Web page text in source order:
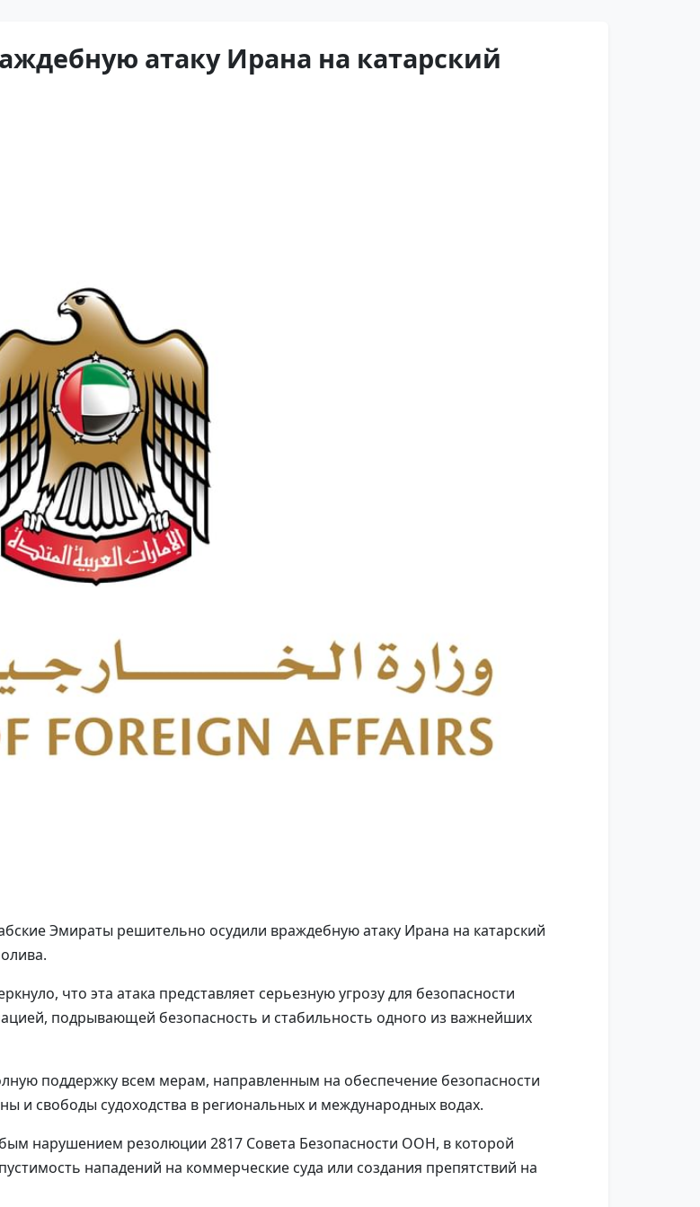
атаку Ирана на катарский
Эмираты решительно осудили враждебную атаку Ирана на катарский
что эта атака представляет серьезную угрозу для безопасности
подрывающей безопасность и стабильность одного из важнейших
поддержку всем мерам, направленным на обеспечение безопасности
и свободы судоходства в региональных и международных водах.
нарушением резолюции 2817 Совета Безопасности ООН, в которой
нападений на коммерческие суда или создания препятствий на